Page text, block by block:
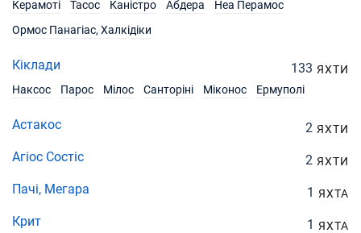
Керамоті
Тасос Каністро Абдера
Неа Перамос
Ормос Панагіас, Халкідіки
Кіклади 133 ЯХТИ
Наксос
Парос Мілос Санторіні Міконос Ермуполі
Астакос 2 ЯХТИ
Агіос Состіс 2 ЯХТИ
Пачі, Мегара 1 ЯХТА
Крит 1 ЯХТА